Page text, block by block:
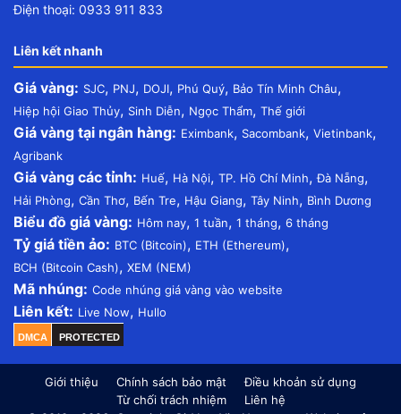
Điện thoại: 0933 911 833
Liên kết nhanh
Giá vàng: SJC, PNJ, DOJI, Phú Quý, Bảo Tín Minh Châu,
Hiệp hội Giao Thủy, Sinh Diễn, Ngọc Thẩm, Thế giới
Giá vàng tại ngân hàng: Eximbank, Sacombank, Vietinbank,
Agribank
Giá vàng các tỉnh: Huế, Hà Nội, TP. Hồ Chí Minh,Đà Nẵng,
Hải Phòng, Cần Thơ, Bến Tre, Hậu Giang, Tây Ninh, Bình Dương
Biểu đồ giá vàng: Hôm nay, 1 tuần, 1 tháng, 6 tháng
Tỷ giá tiền ảo: BTC (Bitcoin), ETH (Ethereum),
BCH (Bitcoin Cash), XEM (NEM)
Mã nhúng: Code nhúng giá vàng vào website
Liên kết: Live Now, Hullo
DMCA PROTECTED
Giới thiệu Chính sách bảo mật
Điều khoản sử dụng
Từ chối trách nhiệm
Liên hệ